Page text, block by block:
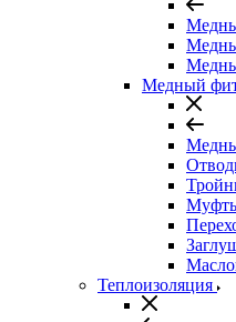
Медный
Теплоизоляция